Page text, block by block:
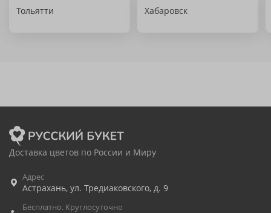
Тольятти Хабаровск
Доставка цветов по России и Миру
Адрес
Астрахань, ул. Тредиаковского, д. 9
Бесплатно. Круглосуточно